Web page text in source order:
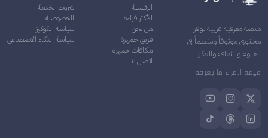
منصة معرفية عربية توفر
محتوى موثوقاً ومنظماً في
العلوم والثقافة والفكر
قيمة المرء ما يعرفه
الرئيسية
الأكثر قراءة
من نحن
فريق جمهرة
مكافآت جمهرة
اتصل بنا
شروط الخدمة
الخصوصية
سياسة الكوكيز
سياسة الذكاء الاصطناعي